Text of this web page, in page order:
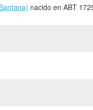
nacido en ABT